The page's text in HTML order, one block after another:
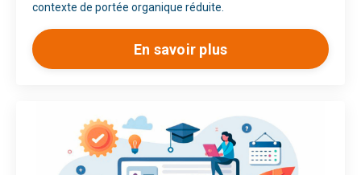
contexte de portée organique réduite.
En savoir plus